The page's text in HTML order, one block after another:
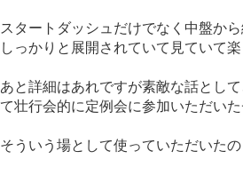
スタートダッシュだけでなく中盤か
しっかりと展開されていて見ていて楽
あと詳細はあれですが素敵な話とし
て壮行会的に定例会に参加いただいた
そういう場として使っていただいたの